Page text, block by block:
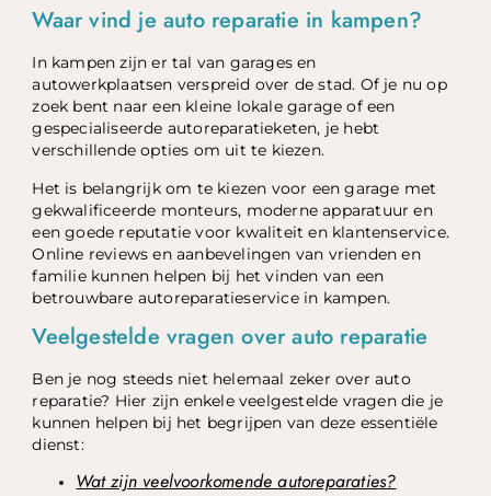
Waar vind je auto reparatie in kampen?
In kampen zijn er tal van garages en
autowerkplaatsen verspreid over de stad. Of je nu op
zoek bent naar een kleine lokale garage of een
gespecialiseerde autoreparatieketen, je hebt
verschillende opties om uit te kiezen.
Het is belangrijk om te kiezen voor een garage met
gekwalificeerde monteurs, moderne apparatuur en
een goede reputatie voor kwaliteit en klantenservice.
Online reviews en aanbevelingen van vrienden en
familie kunnen helpen bij het vinden van een
betrouwbare autoreparatieservice in kampen.
Veelgestelde vragen over auto reparatie
Ben je nog steeds niet helemaal zeker over auto
reparatie? Hier zijn enkele veelgestelde vragen die je
kunnen helpen bij het begrijpen van deze essentiële
dienst:
Wat zijn veelvoorkomende autoreparaties?